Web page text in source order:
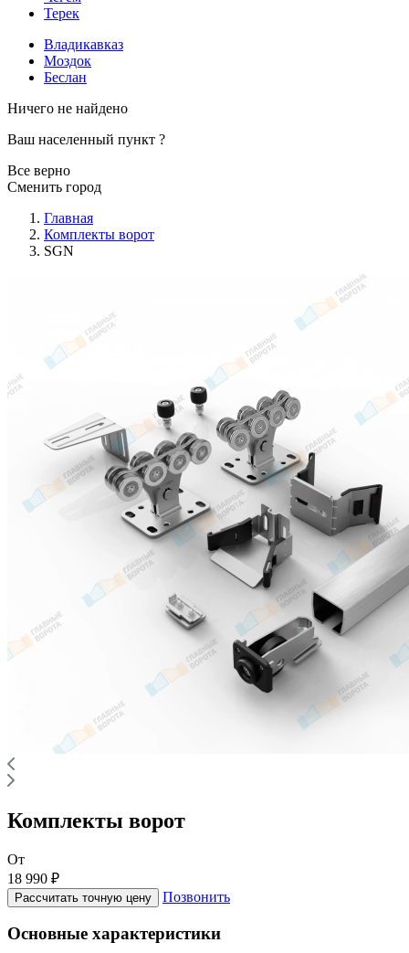
Терек
Владикавказ
Моздок
Беслан
Ничего не найдено
Ваш населенный пункт ?
Все верно
Сменить город
Главная
Комплекты ворот
SGN
Комплекты ворот
От
18 990 ₽
Рассчитать точную цену Позвонить
Основные характеристики